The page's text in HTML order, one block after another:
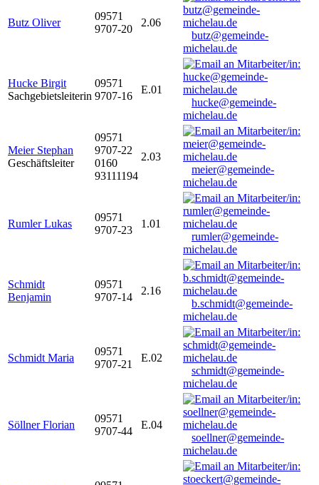
Butz Oliver
09571
9707-20
2.06
butz@gemeinde-
michelau.de
Hucke Birgit
Sachgebietsleiterin
09571
9707-16
E.01
hucke@gemeinde-
michelau.de
Meier Stephan
Geschäftsleiter
09571
9707-22
0160
93111194
2.03
meier@gemeinde-
michelau.de
Rumler Lukas
09571
9707-23
1.01
rumler@gemeinde-
michelau.de
Schmidt
Benjamin
09571
9707-14
2.16
b.schmidt@gemeinde-
michelau.de
Schmidt Maria
09571
9707-21
E.02
schmidt@gemeinde-
michelau.de
Söllner Florian
09571
9707-44
E.04
soellner@gemeinde-
michelau.de